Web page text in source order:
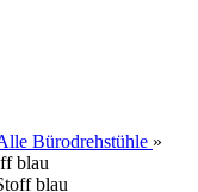
Bürodrehstühle »
blau